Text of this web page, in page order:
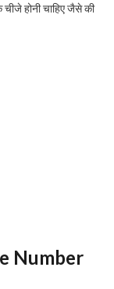
होनी चाहिए जैसे की
Number